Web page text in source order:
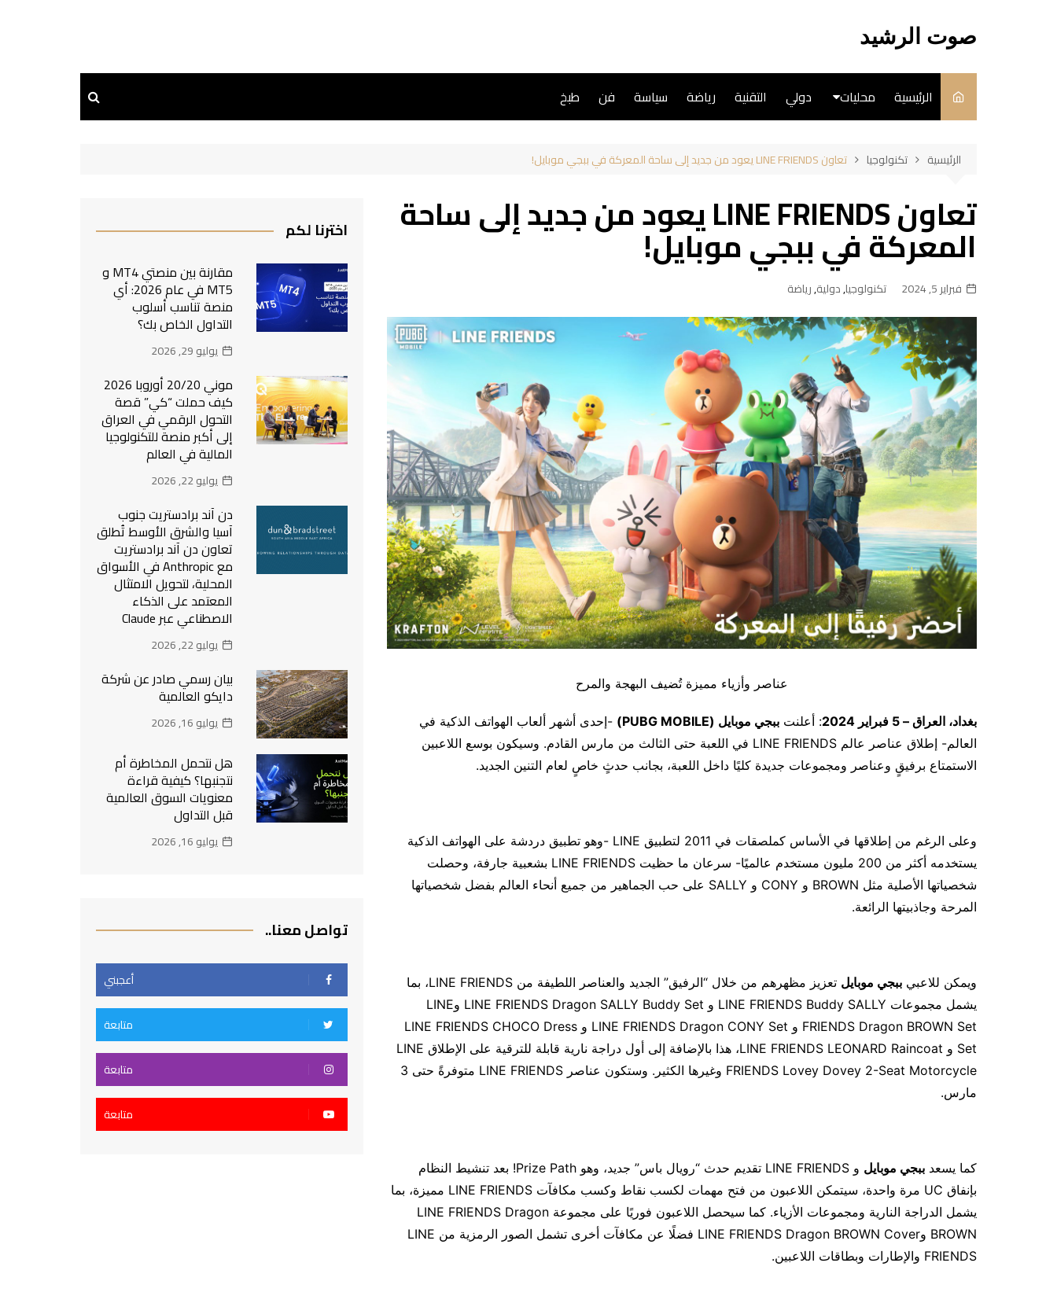
صوت الرشيد
الرئيسية محليات
طبخ
دولي التقنية رياضة سياسة فن طبخ
الرئيسية تكنولوجيا تعاون LINE FRIENDS يعود من جديد إلى ساحة المعركة في ببجي موبايل!
تعاون LINE FRIENDS يعود من جديد إلى ساحة
المعركة في ببجي موبايل!
فبراير 5, 2024 تكنولوجيا,دولية,رياضة
عناصر وأزياء مميزة تُضيف البهجة والمرح
بغداد، العراق – 5 فبراير 2024 : أعلنت ببجي موبايل (PUBG MOBILE
) -إحدى أشهر ألعاب الهواتف الذكية في
العالم- إطلاق عناصر عالم LINE FRIENDS في اللعبة حتى الثالث من مارس القادم. وسيكون بوسع اللاعبين
الاستمتاع برفيقٍ وعناصر ومجموعات جديدة كليًا داخل اللعبة، بجانب حدثٍ خاصٍ لعام التنين الجديد.
وعلى الرغم من إطلاقها في الأساس كملصقات في 2011 لتطبيق LINE -وهو تطبيق دردشة على الهواتف الذكية
يستخدمه أكثر من 200 مليون مستخدم عالميًا- سرعان ما حظيت LINE FRIENDS بشعبية جارفة، وحصلت
شخصياتها الأصلية مثل BROWN و CONY و SALLY على حب الجماهير من جميع أنحاء العالم بفضل شخصياتها
المرحة وجاذبيتها الرائعة.
ويمكن للاعبي ببجي موبايل
تعزيز مظهرهم من خلال “الرفيق” الجديد والعناصر اللطيفة من LINE FRIENDS، بما
يشمل مجموعات LINE FRIENDS Buddy SALLY و LINE FRIENDS Dragon SALLY Buddy Set وLINE
FRIENDS Dragon BROWN Set و LINE FRIENDS Dragon CONY Set و LINE FRIENDS CHOCO Dress
Set و LINE FRIENDS LEONARD Raincoat، هذا بالإضافة إلى أول دراجة نارية قابلة للترقية على الإطلاق LINE
FRIENDS Lovey Dovey 2-Seat Motorcycle وغيرها الكثير. وستكون عناصر LINE FRIENDS متوفرةً حتى 3
مارس.
كما يسعد ببجي موبايل
و LINE FRIENDS تقديم حدث “رويال باس” جديد، وهو Prize Path! بعد تنشيط النظام
بإنفاق UC مرة واحدة، سيتمكن اللاعبون من فتح مهمات لكسب نقاط وكسب مكافآت LINE FRIENDS مميزة، بما
يشمل الدراجة النارية ومجموعات الأزياء. كما سيحصل اللاعبون فوريًا على مجموعة LINE FRIENDS Dragon
BROWN وLINE FRIENDS Dragon BROWN Cover فضلًا عن مكافآت أخرى تشمل الصور الرمزية من LINE
FRIENDS والإطارات وبطاقات اللاعبين.
اخترنا لكم
مقارنة بين منصتي MT4 و
MT5 في عام 2026: أي
منصة تناسب أسلوب
التداول الخاص بك؟
يوليو 29, 2026
موني 20/20 أوروبا 2026
كيف حملت “كي” قصة
التحول الرقمي في العراق
إلى أكبر منصة للتكنولوجيا
المالية في العالم
يوليو 22, 2026
دن آند برادستريت جنوب
آسيا والشرق الأوسط تُطلق
تعاون دن آند برادستريت
مع Anthropic في الأسواق
المحلية، لتحويل الامتثال
المعتمد على الذكاء
الاصطناعي عبر Claude
يوليو 22, 2026
بيان رسمي صادر عن شركة
دايكو العالمية
يوليو 16, 2026
هل نتحمل المخاطرة أم
نتجنبها؟ كيفية قراءة
معنويات السوق العالمية
قبل التداول
يوليو 16, 2026
تواصل معنا..
أعجبني
متابعة
متابعة
متابعة